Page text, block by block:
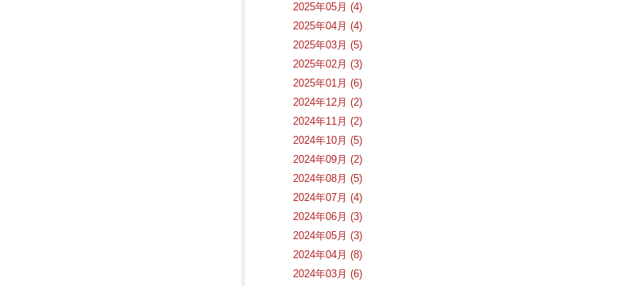
2025年05月 (4)
2025年04月 (4)
2025年03月 (5)
2025年02月 (3)
2025年01月 (6)
2024年12月 (2)
2024年11月 (2)
2024年10月 (5)
2024年09月 (2)
2024年08月 (5)
2024年07月 (4)
2024年06月 (3)
2024年05月 (3)
2024年04月 (8)
2024年03月 (6)